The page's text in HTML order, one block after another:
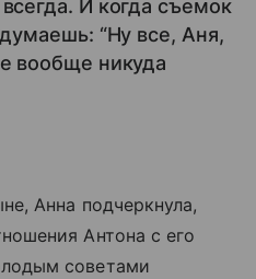
И когда съемок
“Ну все, Аня,
вообще никуда
Анна подчеркнула,
Антона с его
советами